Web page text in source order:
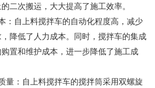
二次搬运，大大提高了施工效率。
自上料搅拌车的自动化程度高，减少
降低了人力成本。同时，搅拌车的集成
置和维护成本，进一步降低了施工成
：自上料搅拌车的搅拌筒采用双螺旋